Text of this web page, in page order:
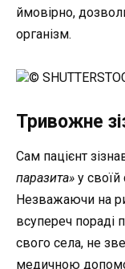
ймовірно,
організм.
©
Тривожне
Сам пацієнт
паразита» у своїй
Незважаючи на
всупереч пораді
свого села, не
медичною